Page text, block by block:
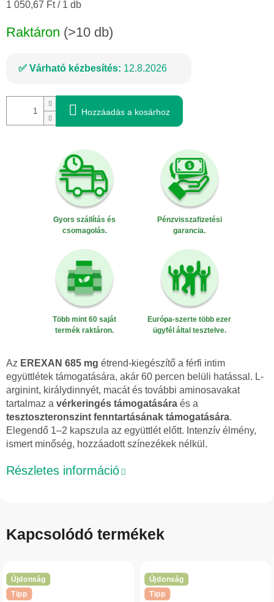
Egységár:
1 050,67 Ft / 1 db
Raktáron (>10 db)
Várható kézbesítés: 12.8.2026
Hozzáadás a kosárhoz
Gyors szállítás és
csomagolás.
Pénzvisszafizetési
garancia.
Több mint 60 saját
termék raktáron.
Európa-szerte több ezer
ügyfél által tesztelve.
Az EREXAN 685 mg étrend-kiegészítő a férfi intim
együttlétek támogatására, akár 60 percen belüli hatással. L-
arginint, királydinnyét, macát és további aminosavakat
tartalmaz a vérkeringés támogatására és a
tesztoszteronszint fenntartásának támogatására.
Elegendő 1–2 kapszula az együttlét előtt. Intenzív élmény,
ismert minőség, hozzáadott színezékek nélkül.
Részletes információ
Kapcsolódó termékek
Újdonság
Tipp
Újdonság
Tipp